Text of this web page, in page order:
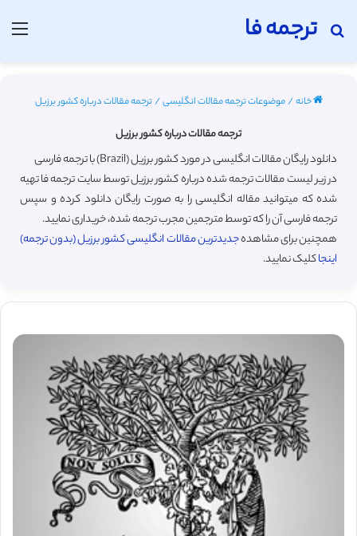
ترجمه فا
جستجو برای
خانه/موضوعات ترجمه مقالات انگلیسی/ترجمه مقالات درباره کشور برزیل
ترجمه مقالات درباره کشور برزیل
دانلود رایگان مقالات انگلیسی در مورد کشور برزیل (Brazil) با ترجمه فارسی
در زیر لیست مقالات ترجمه شده درباره کشور برزیل توسط سایت ترجمه فا تهیه
شده که میتوانید مقاله انگلیسی را به صورت رایگان دانلود کرده و سپس
ترجمه فارسی آن را که توسط مترجمین مجرب ترجمه شده، خریداری نمایید.
همچنین برای مشاهدهجدیدترین مقالات انگلیسی کشور برزیل (بدون ترجمه)
اینجاکلیک نمایید.